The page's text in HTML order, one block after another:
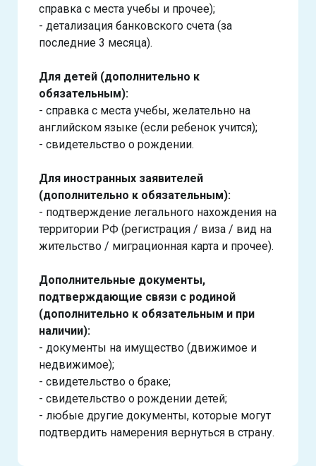
справка с места учебы и прочее);
- детализация банковского счета (за
последние 3 месяца).
Для детей (дополнительно к
обязательным):
- справка с места учебы, желательно на
английском языке (если ребенок учится);
- свидетельство о рождении.
Для иностранных заявителей
(дополнительно к обязательным):
- подтверждение легального нахождения на
территории РФ (регистрация / виза / вид на
жительство / миграционная карта и прочее).
Дополнительные документы,
подтверждающие связи с родиной
(дополнительно к обязательным и при
наличии):
- документы на имущество (движимое и
недвижимое);
- свидетельство о браке;
- свидетельство о рождении детей;
- любые другие документы, которые могут
подтвердить намерения вернуться в страну.